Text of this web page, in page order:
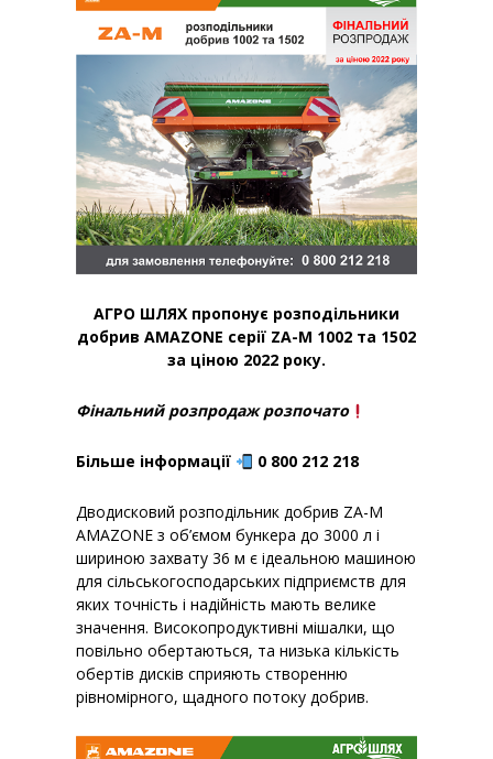
АГРО ШЛЯХ пропонує розподільники
добрив AMAZONE серії ZA-M 1002 та 1502
за ціною 2022 року.
Фінальний розпродаж розпочато
Більше інформації 0 800 212 218
Дводисковий розподільник добрив ZA-M
AMAZONE з об’ємом бункера до 3000 л і
шириною захвату 36 м є ідеальною машиною
для сільськогосподарських підприємств для
яких точність і надійність мають велике
значення. Високопродуктивні мішалки, що
повільно обертаються, та низька кількість
обертів дисків сприяють створенню
рівномірного, щадного потоку добрив.